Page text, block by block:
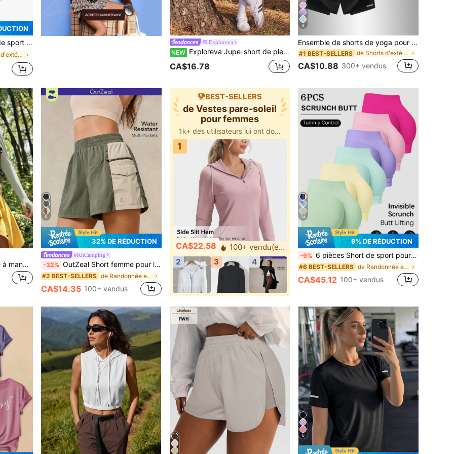
fonctionnelle | Short confortable et ajustable | Pantalon de gym, yoga, course d'été, athleisure
de Shorts d'extérieur pour femmes
Exploreva
NEW Exploreva Jupe-short de plein air patchwork blocs de couleurs pour femmes
CA$16.78
8
Ensemble de shorts de yoga pour femmes, en tissu à séchage rapide avec poches en maille, idéal pour le tennis d'été, la fitness et la course en plein air - Conçu spécifiquement pour les femmes - S'adapte parfaitement à un mode de vie actif. Sports
#1 BEST-SELLERS de Shorts d'extérieur pour femmes
CA$10.88 300+ vendus
In My Nature T-shirt ajusté à manches longues, col rond, couleur unie, décontracté, pour femmes
6
32% DE RÉDUCTION
#KitCamping
-32% OutZeal Short femme pour l'extérieur, été, randonnée, camping, résistant à l'eau, léger, design color block en nylon
#2 BEST-SELLERS de Randonnée et plein air Shorts d'extérieur pour
CA$14.35 100+ vendus
BEST-SELLERS
de Vestes pare-soleil
pour femmes
1k+ des utilisateurs lui ont donné 5 étoiles
1
CA$22.58
100+ vendu(e)(s)
2
3 4
14
9% DE RÉDUCTION
-9% 6 pièces Short de sport pour femmes avec contrôle du ventre et levage des fesses, entraînement de course, fitness, yoga, sports de plein air, ensemble de fitness printemps été automne, short double couche de gym, athleisure
#6 BEST-SELLERS de Randonnée et plein air Shorts d'extérieur pour
CA$45.12 100+ vendus
6